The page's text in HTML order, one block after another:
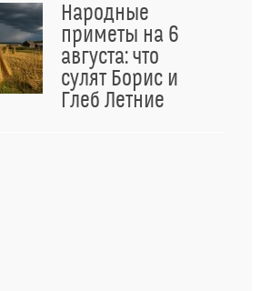
Народные
приметы на 6
августа: что
сулят Борис и
Глеб Летние